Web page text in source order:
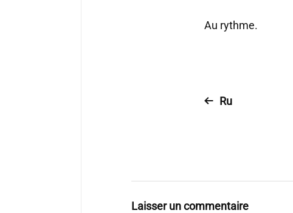
Au rythme.
Ru
Laisser un commentaire